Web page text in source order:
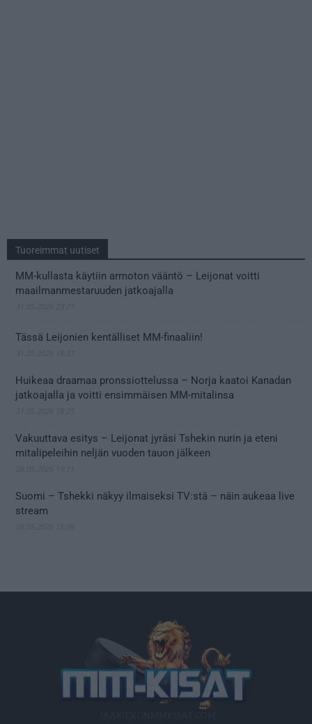
Tuoreimmat uutiset
MM-kullasta käytiin armoton vääntö – Leijonat voitti
maailmanmestaruuden jatkoajalla
Tässä Leijonien kentälliset MM-finaaliin!
Huikeaa draamaa pronssiottelussa – Norja kaatoi Kanadan
jatkoajalla ja voitti ensimmäisen MM-mitalinsa
Vakuuttava esitys – Leijonat jyräsi Tshekin nurin ja eteni
mitalipeleihin neljän vuoden tauon jälkeen
Suomi – Tshekki näkyy ilmaiseksi TV:stä – näin aukeaa live
stream